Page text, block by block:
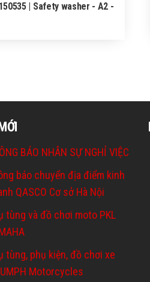
| Safety washer - A2 -
BÁO NHÂN SỰ NGHỈ VIỆC
báo chuyển địa điểm kinh
QASCO Cơ sở Hà Nội
tùng và đồ chơi moto PKL
tùng, phụ kiện, đồ chơi xe
Motorcycles